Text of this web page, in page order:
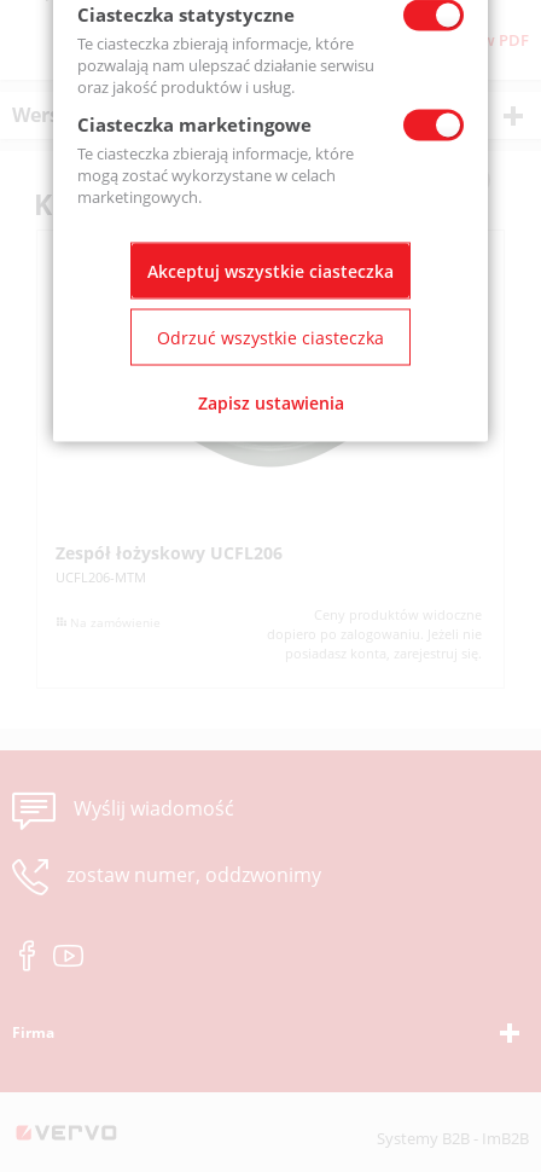
Pobierz stronę w PDF
Wersje produktu
Klienci kupili również
Zespół łożyskowy UCFL206
UCFL206-MTM
Ceny produktów widoczne
dopiero po zalogowaniu. Jeżeli nie
posiadasz konta, zarejestruj się.
Wyślij wiadomość
zostaw numer, oddzwonimy
Firma
Systemy B2B - ImB2B
Ciasteczka statystyczne
Te ciasteczka zbierają informacje, które
pozwalają nam ulepszać działanie serwisu
oraz jakość produktów i usług.
Ciasteczka marketingowe
Te ciasteczka zbierają informacje, które
mogą zostać wykorzystane w celach
marketingowych.
Akceptuj wszystkie ciasteczka
Odrzuć wszystkie ciasteczka
Zapisz ustawienia